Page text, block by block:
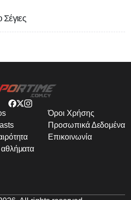
Όροι Χρήσης
Προσωπικά Δεδομένα
Επικοινωνία